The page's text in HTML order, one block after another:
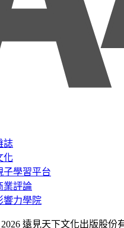
誌
化
子學習平台
業評論
響力學院
遠見天下文化出版股份